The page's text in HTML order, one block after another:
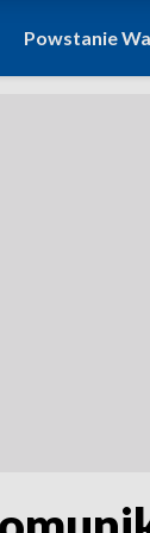
Powstanie